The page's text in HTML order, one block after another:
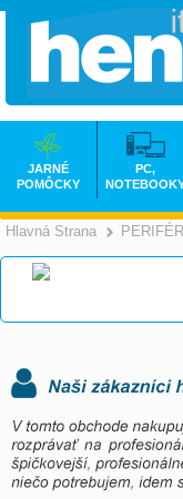
Hlavná Strana
JARNÉ
POMÔCKY
PC,